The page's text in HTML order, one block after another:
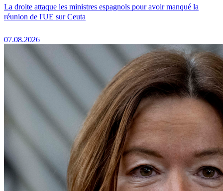
La droite attaque les ministres espagnols pour avoir manqué la
réunion de l'UE sur Ceuta
07.08.2026